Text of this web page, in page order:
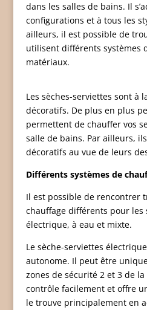
dans les salles de bains. Il
configurations et à tous les
ailleurs, il est possible de
utilisent différents systèmes
matériaux.
Les sèches-serviettes sont à
décoratifs. De plus en plus
permettent de chauffer vos
salle de bains. Par ailleurs,
décoratifs au vue de leurs
Différents systèmes de
Il est possible de rencontrer
chauffage différents pour les
électrique, à eau et mixte.
Le sèche-serviettes
autonome. Il peut être
zones de sécurité 2 et 3 de
contrôle facilement et offre
le trouve principalement en